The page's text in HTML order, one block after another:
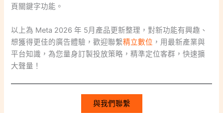
頁關鍵字功能。
以上為 Meta 2026 年 5月產品更新整理，對新功能有興趣、
想獲得更佳的廣告體驗，歡迎聯繫精立數位 ，用最新產業與
平台知識，為您量身訂製投放策略，精準定位客群，快速擴
大聲量！
與我們聯繫